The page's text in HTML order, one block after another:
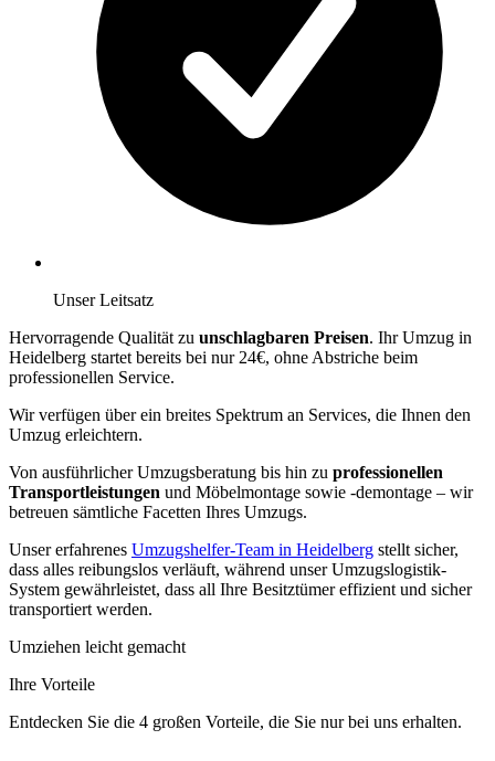
Unser Leitsatz
Hervorragende Qualität zu unschlagbaren Preisen. Ihr Umzug in
Heidelberg startet bereits bei nur 24€, ohne Abstriche beim
professionellen Service.
Wir verfügen über ein breites Spektrum an Services, die Ihnen den
Umzug erleichtern.
Von ausführlicher Umzugsberatung bis hin zu professionellen
Transportleistungen und Möbelmontage sowie -demontage – wir
betreuen sämtliche Facetten Ihres Umzugs.
Unser erfahrenes Umzugshelfer-Team in Heidelberg stellt sicher,
dass alles reibungslos verläuft, während unser Umzugslogistik-
System gewährleistet, dass all Ihre Besitztümer effizient und sicher
transportiert werden.
Umziehen leicht gemacht
Ihre Vorteile
Entdecken Sie die 4 großen Vorteile, die Sie nur bei uns erhalten.